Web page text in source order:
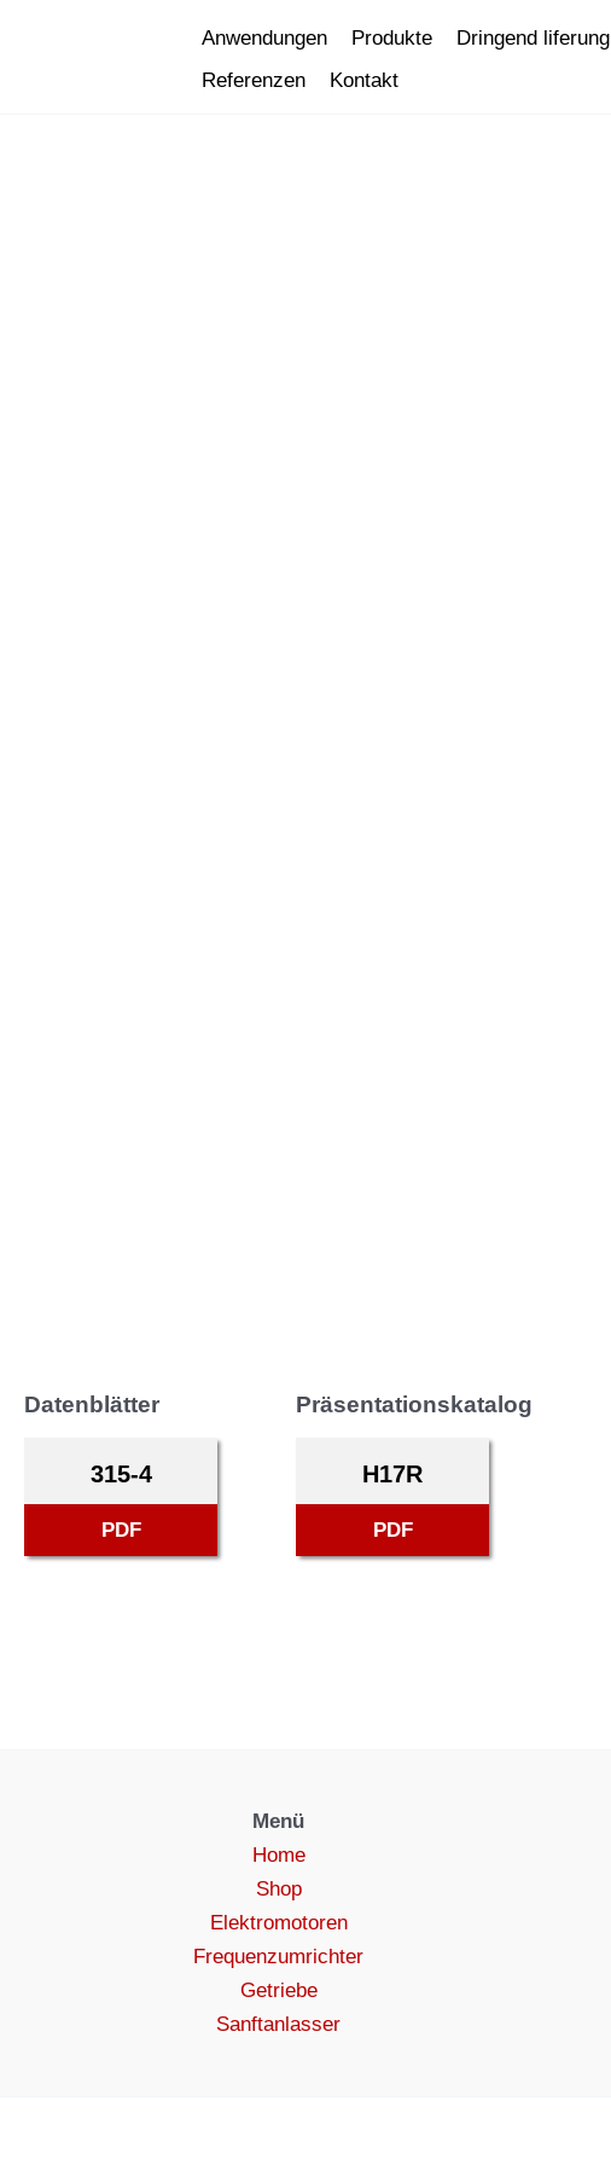
Anwendungen Produkte Dringend liferung
Referenzen
Kontakt
Datenblätter
315-4
PDF
Präsentationskatalog
H17R
PDF
Menü
Home
Shop
Elektromotoren
Frequenzumrichter
Getriebe
Sanftanlasser